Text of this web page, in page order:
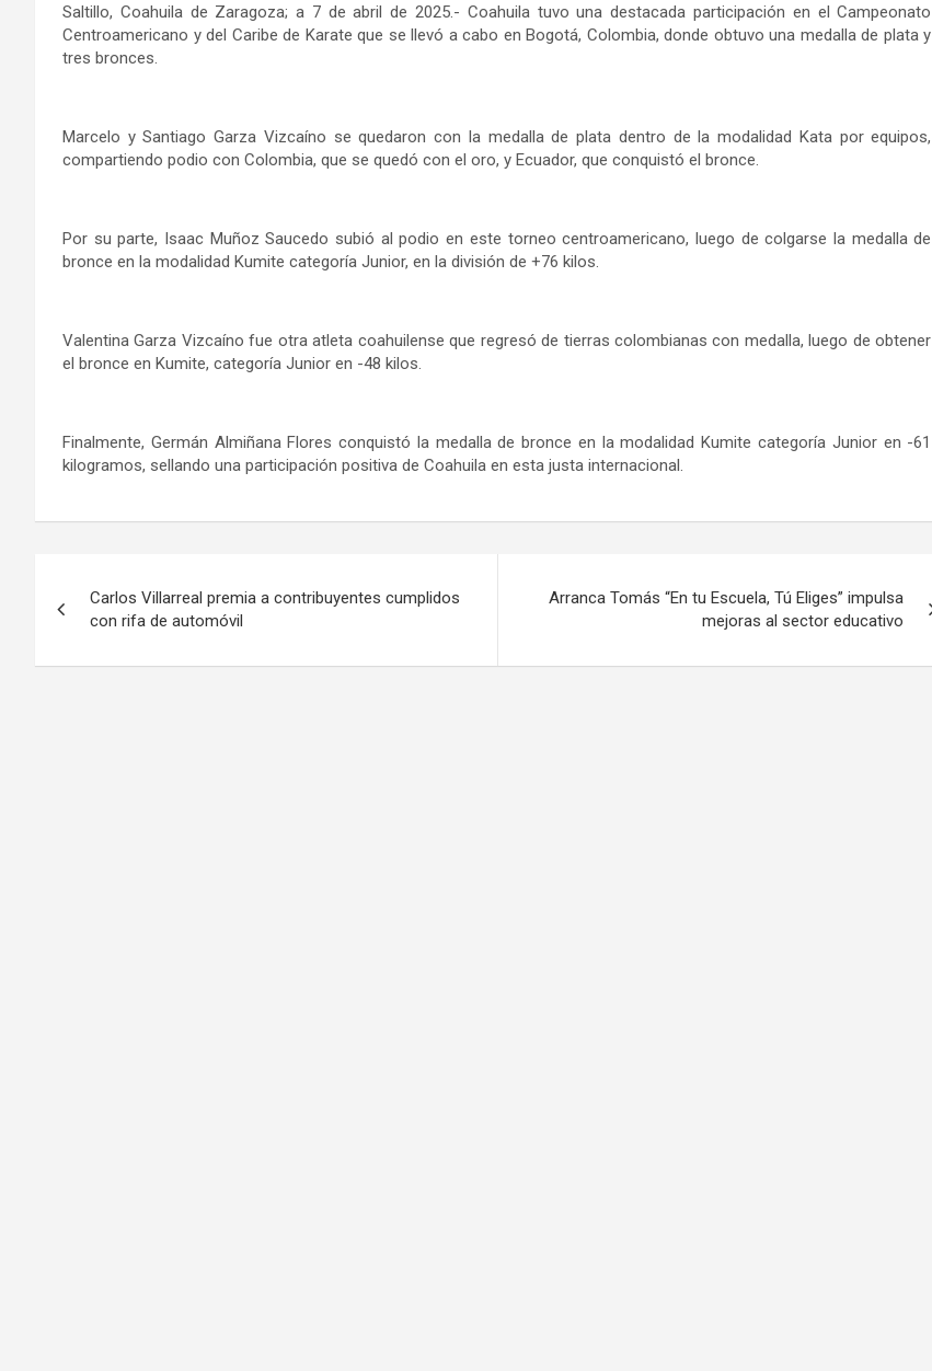
Saltillo, Coahuila de Zaragoza; a 7 de abril de 2025.- Coahuila tuvo una destacada participación en el Campeonato
Centroamericano y del Caribe de Karate que se llevó a cabo en Bogotá, Colombia, donde obtuvo una medalla de plata y
tres bronces.
Marcelo y Santiago Garza Vizcaíno se quedaron con la medalla de plata dentro de la modalidad Kata por equipos,
compartiendo podio con Colombia, que se quedó con el oro, y Ecuador, que conquistó el bronce.
Por su parte, Isaac Muñoz Saucedo subió al podio en este torneo centroamericano, luego de colgarse la medalla de
bronce en la modalidad Kumite categoría Junior, en la división de +76 kilos.
Valentina Garza Vizcaíno fue otra atleta coahuilense que regresó de tierras colombianas con medalla, luego de obtener
el bronce en Kumite, categoría Junior en -48 kilos.
Finalmente, Germán Almiñana Flores conquistó la medalla de bronce en la modalidad Kumite categoría Junior en -61
kilogramos, sellando una participación positiva de Coahuila en esta justa internacional.
de
entradas
Carlos Villarreal premia a contribuyentes cumplidos
con rifa de automóvil
Arranca Tomás “En tu Escuela, Tú Eliges” impulsa
mejoras al sector educativo